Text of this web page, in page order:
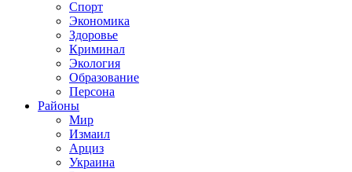
Спорт
Экономика
Здоровье
Криминал
Экология
Образование
Персона
Районы
Мир
Измаил
Арциз
Украина